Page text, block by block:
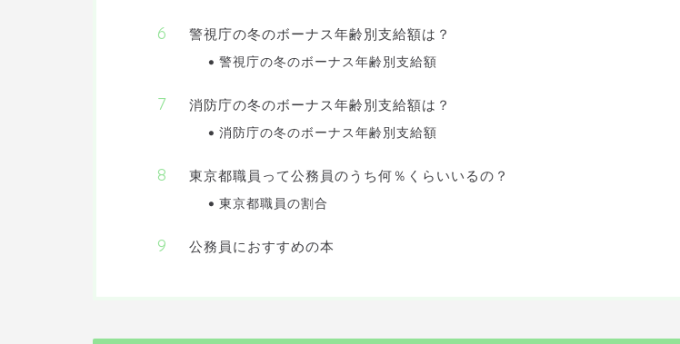
警視庁の冬のボーナス年齢別支給額は？
警視庁の冬のボーナス年齢別支給額
消防庁の冬のボーナス年齢別支給額は？
消防庁の冬のボーナス年齢別支給額
東京都職員って公務員のうち何％くらいいるの？
東京都職員の割合
公務員におすすめの本